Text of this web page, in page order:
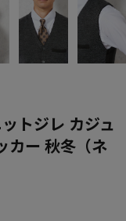
トジレ カジュ
カー 秋冬（ネ